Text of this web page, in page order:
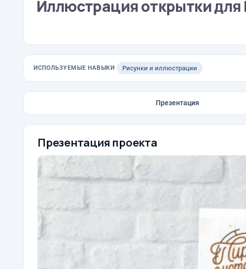
Иллюстрация открытки для
ИСПОЛЬЗУЕМЫЕ НАВЫКИ Рисунки и иллюстрации
Презентация
Презентация проекта